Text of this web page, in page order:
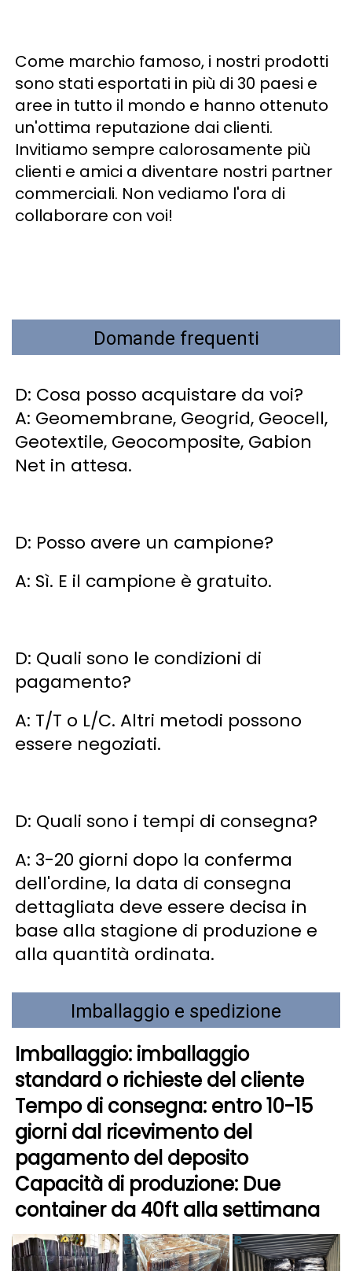
Come marchio famoso, i nostri prodotti
sono stati esportati in più di 30 paesi e
aree in tutto il mondo e hanno ottenuto
un'ottima reputazione dai clienti.
Invitiamo sempre calorosamente più
clienti e amici a diventare nostri partner
commerciali. Non vediamo l'ora di
collaborare con voi!
Domande frequenti
D: Cosa posso acquistare da voi?
A: Geomembrane, Geogrid, Geocell,
Geotextile, Geocomposite, Gabion
Net in attesa.
D: Posso avere un campione?
A: Sì. E il campione è gratuito.
D: Quali sono le condizioni di
pagamento?
A: T/T o L/C. Altri metodi possono
essere negoziati.
D: Quali sono i tempi di consegna?
A: 3-20 giorni dopo la conferma
dell'ordine, la data di consegna
dettagliata deve essere decisa in
base alla stagione di produzione e
alla quantità ordinata.
Imballaggio e spedizione
Imballaggio: imballaggio
standard o richieste del cliente
Tempo di consegna: entro 10-15
giorni dal ricevimento del
pagamento del deposito
Capacità di produzione: Due
container da 40ft alla settimana